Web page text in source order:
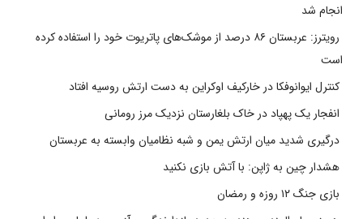
انجام شد
رویترز: عربستان ۸۶ درصد از موشک‌های پاتریوت خود را استفاده کرده
است
کنترل ایوانوفکا در خارکیف اوکراین به دست ارتش روسیه افتاد
انفجار یک پهپاد در خاک بلغارستان نزدیک مرز رومانی
درگیری شدید میان ارتش یمن و شبه نظامیان وابسته به عربستان
هشدار چین به ژاپن: با آتش بازی نکنید
بازی جنگ ۱۲ روزه و رمضان